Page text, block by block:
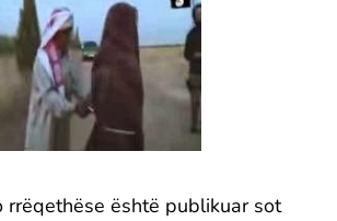
rrëqethëse është publikuar sot